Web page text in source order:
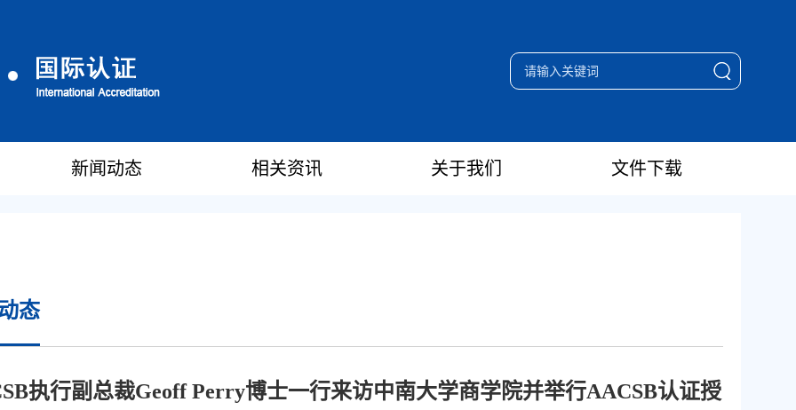
新闻动态 相关资讯 关于我们 文件下载
态
执行副总裁Geoff Perry博士一行来访中南大学商学院并举行AACSB认证授